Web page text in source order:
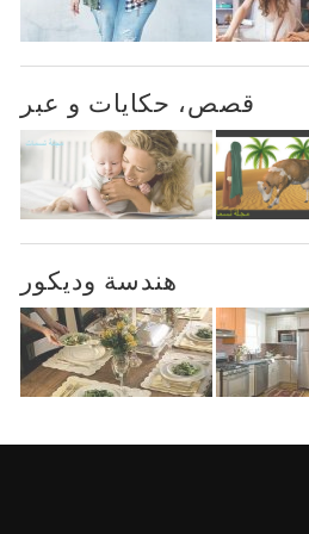
قصص، حكايات و عبر
هندسة وديكور